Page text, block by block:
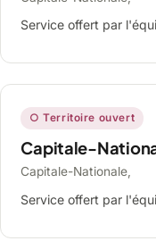
Service offert par
○ Territoire ouvert
Capitale-
Capitale-Nationale,
Service offert par